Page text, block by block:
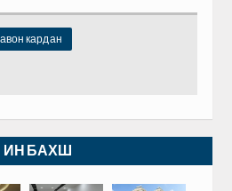
кардан
ИН БАХШ